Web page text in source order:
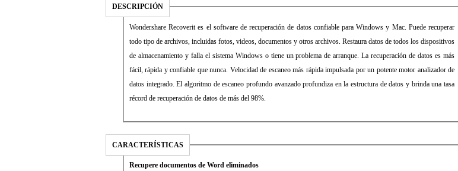
DESCRIPCIÓN
Wondershare Recoverit es el software de recuperación de datos confiable para Windows y Mac. Puede recuperar
todo tipo de archivos, incluidas fotos, videos, documentos y otros archivos. Restaura datos de todos los dispositivos
de almacenamiento y falla el sistema Windows o tiene un problema de arranque. La recuperación de datos es más
fácil, rápida y confiable que nunca. Velocidad de escaneo más rápida impulsada por un potente motor analizador de
datos integrado. El algoritmo de escaneo profundo avanzado profundiza en la estructura de datos y brinda una tasa
récord de recuperación de datos de más del 98%.
CARACTERÍSTICAS
Recupere documentos de Word eliminados